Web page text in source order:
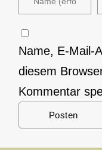
Name, E-Mail-
diesem
Kommentar